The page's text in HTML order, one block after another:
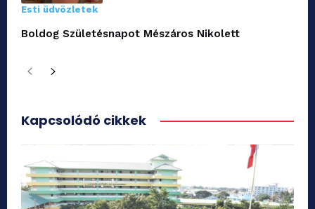
Esti üdvözletek
Boldog Születésnapot Mészáros Nikolett
Kapcsolódó cikkek